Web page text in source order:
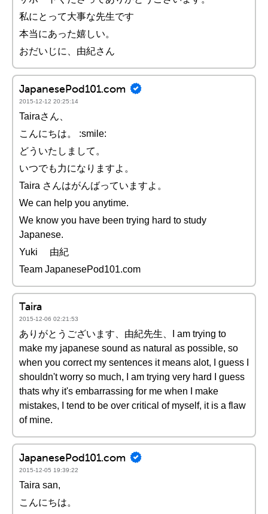
私にとって大事な先生です
本当にあった嬉しい。
おだいじに、由紀さん
JapanesePod101.com
2015-12-12 20:25:14
Tairaさん、
こんにちは。 :smile:
どういたしまして。
いつでも力になりますよ。
Taira さんはがんばっていますよ。
We can help you anytime.
We know you have been trying hard to study
Japanese.
Yuki 由紀
Team JapanesePod101.com
Taira
2015-12-06 02:21:53
ありがとうございます、由紀先生、I am trying to
make my japanese sound as natural as possible, so
when you correct my sentences it means alot, I guess I
shouldn't worry so much, I am trying very hard I guess
thats why it's embarrassing for me when I make
mistakes, I tend to be over critical of myself, it is a flaw
of mine.
JapanesePod101.com
2015-12-05 19:39:22
Taira san,
こんにちは。